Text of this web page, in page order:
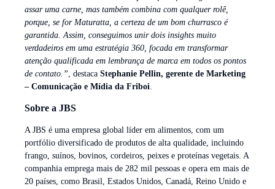
assar uma carne, mas também combina com qualquer rolê,
porque, se for Maturatta, a certeza de um bom churrasco é
garantida. Assim, conseguimos unir dois insights muito
verdadeiros em uma estratégia 360, focada em transformar
atenção qualificada em lembrança de marca em todos os pontos
de contato.”, destaca Stephanie Pellin, gerente de Marketing
– Comunicação e Mídia da Friboi.
Sobre a JBS
A JBS é uma empresa global líder em alimentos, com um
portfólio diversificado de produtos de alta qualidade, incluindo
frango, suínos, bovinos, cordeiros, peixes e proteínas vegetais. A
companhia emprega mais de 282 mil pessoas e opera em mais de
20 países, como Brasil, Estados Unidos, Canadá, Reino Unido e